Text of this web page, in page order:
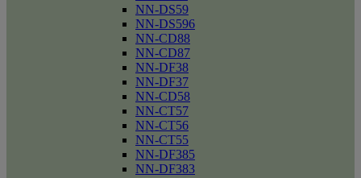
NN-DS59
NN-DS596
NN-CD88
NN-CD87
NN-DF38
NN-DF37
NN-CD58
NN-CT57
NN-CT56
NN-CT55
NN-DF385
NN-DF383